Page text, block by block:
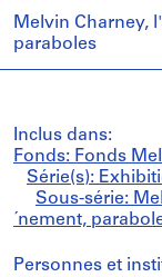
Melvin Charney,
paraboles
Inclus dans:
Fonds: Fonds
Série(s):
Sous-série:
´nement,
Personnes et